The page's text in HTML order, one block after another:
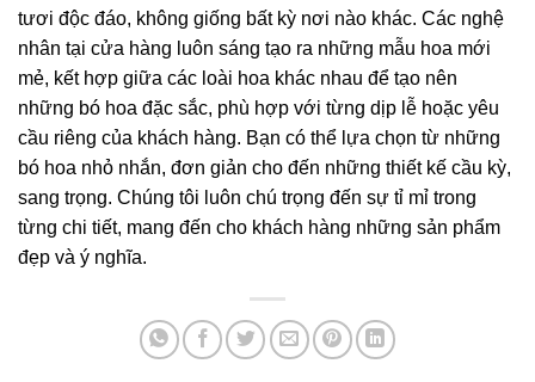
tươi độc đáo, không giống bất kỳ nơi nào khác. Các nghệ
nhân tại cửa hàng luôn sáng tạo ra những mẫu hoa mới
mẻ, kết hợp giữa các loài hoa khác nhau để tạo nên
những bó hoa đặc sắc, phù hợp với từng dịp lễ hoặc yêu
cầu riêng của khách hàng. Bạn có thể lựa chọn từ những
bó hoa nhỏ nhắn, đơn giản cho đến những thiết kế cầu kỳ,
sang trọng. Chúng tôi luôn chú trọng đến sự tỉ mỉ trong
từng chi tiết, mang đến cho khách hàng những sản phẩm
đẹp và ý nghĩa.